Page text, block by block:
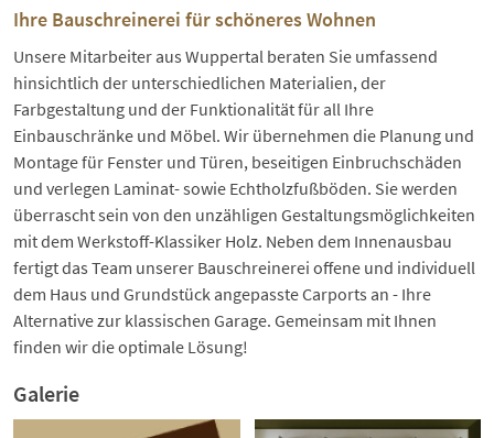
Ihre Bauschreinerei für schöneres Wohnen
Unsere Mitarbeiter aus Wuppertal beraten Sie umfassend
hinsichtlich der unterschiedlichen Materialien, der
Farbgestaltung und der Funktionalität für all Ihre
Einbauschränke und Möbel. Wir übernehmen die Planung und
Montage für Fenster und Türen, beseitigen Einbruchschäden
und verlegen Laminat- sowie Echtholzfußböden. Sie werden
überrascht sein von den unzähligen Gestaltungsmöglichkeiten
mit dem Werkstoff-Klassiker Holz. Neben dem Innenausbau
fertigt das Team unserer Bauschreinerei offene und individuell
dem Haus und Grundstück angepasste Carports an - Ihre
Alternative zur klassischen Garage. Gemeinsam mit Ihnen
finden wir die optimale Lösung!
Galerie